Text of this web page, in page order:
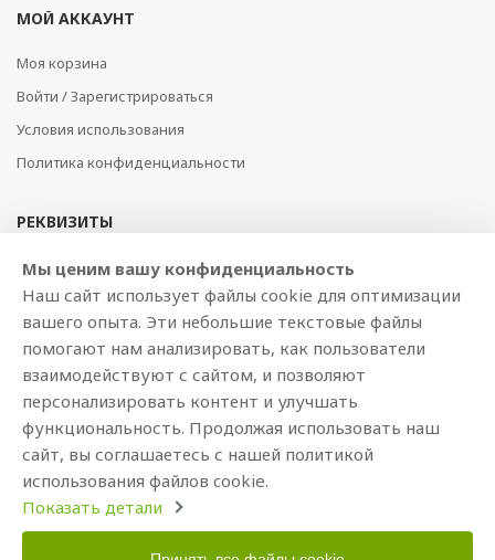
МОЙ АККАУНТ
Моя корзина
Войти / Зарегистрироваться
Условия использования
Политика конфиденциальности
РЕКВИЗИТЫ
SIA BAJTEL.LV
Reģ Nr. 40003979897
Brīvības gatve 214b, Rīga, LV-1039, Latvija
AS Swedbank, HABALV22
LV53HABA0551019240274
Мы ценим вашу конфиденциальность
Наш сайт использует файлы cookie для оптимизации
вашего опыта. Эти небольшие текстовые файлы
помогают нам анализировать, как пользователи
взаимодействуют с сайтом, и позволяют
персонализировать контент и улучшать
функциональность. Продолжая использовать наш
сайт, вы соглашаетесь с нашей политикой
использования файлов cookie.
Показать детали